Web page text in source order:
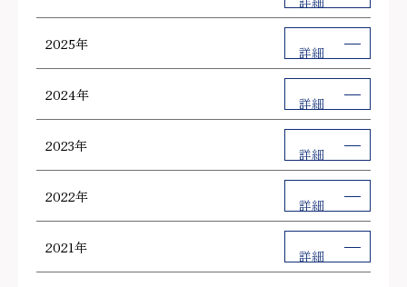
2025年 詳細
2024年 詳細
2023年 詳細
2022年 詳細
2021年 詳細